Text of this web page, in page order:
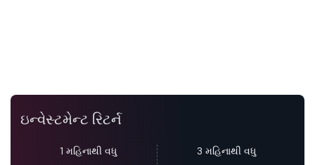
ઇન્વેસ્ટમેન્ટ રિટર્ન
1 મહિનાથી વધુ 3 મહિનાથી વધુ